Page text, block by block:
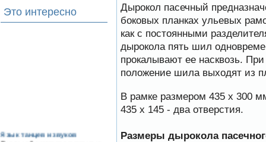
Это интересно
Язык танцев и звуков
Дырокол пасечный
боковых планках ульевых
как с постоянными
дырокола пять шил
прокалывают ее насквозь.
положение шила выходят из
В рамке размером 435 х 300
435 х 145 - два отверстия.
Размеры дырокола